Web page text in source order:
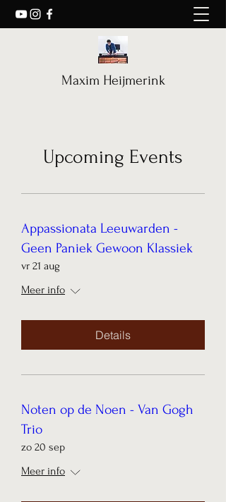
Maxim Heijmerink
Upcoming Events
Appassionata Leeuwarden -
Geen Paniek Gewoon Klassiek
vr 21 aug
Meer info
Details
Noten op de Noen - Van Gogh
Trio
zo 20 sep
Meer info